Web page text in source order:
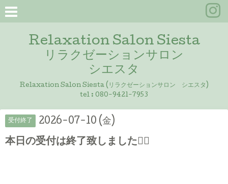
Relaxation Salon Siesta
リラクゼーションサロン
シエスタ
Relaxation Salon Siesta (リラクゼーションサロン シエスタ)
tel : 080-9421-7953
受付終了 2026-07-10 (金)
本日の受付は終了致しました🙇‍♀️